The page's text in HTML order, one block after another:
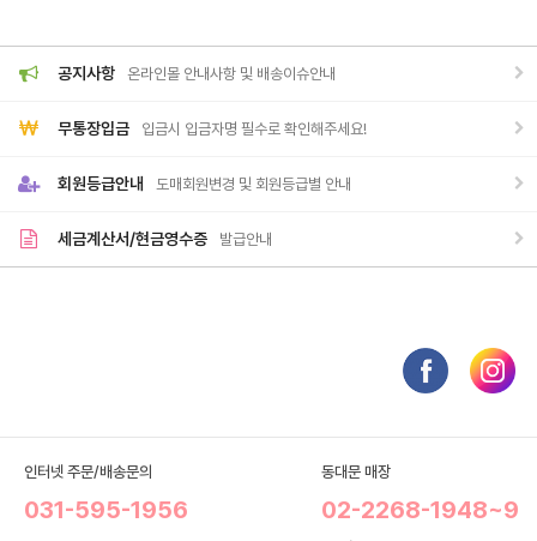
공지사항 온라인몰 안내사항 및 배송이슈안내
무통장입금 입금시 입금자명 필수로 확인해주세요!
회원등급안내 도매회원변경 및 회원등급별 안내
세금계산서/현금영수증 발급안내
인터넷 주문/배송문의
031-595-1956
동대문 매장
02-2268-1948~9